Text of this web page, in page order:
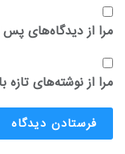
مرا از دیدگاه‌های پس
مرا از نوشته‌های تازه